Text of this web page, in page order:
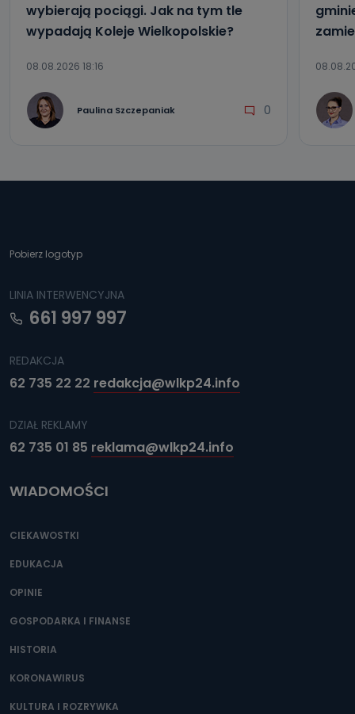
wybierają pociągi. Jak na tym tle
wypadają Koleje Wielkopolskie?
08.08.2026 18:16
Paulina Szczepaniak 0
Pobierz logotyp
LINIA INTERWENCYJNA
661 997 997
REDAKCJA
62 735 22 22 redakcja@wlkp24.info
DZIAŁ REKLAMY
62 735 01 85 reklama@wlkp24.info
WIADOMOŚCI
CIEKAWOSTKI
EDUKACJA
OPINIE
GOSPODARKA I FINANSE
HISTORIA
KORONAWIRUS
KULTURA I ROZRYWKA